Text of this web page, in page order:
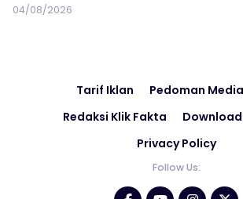
04/08/2026
Tarif Iklan
Pedoman
Redaksi Klik Fakta
Privacy Policy
Follow Us: